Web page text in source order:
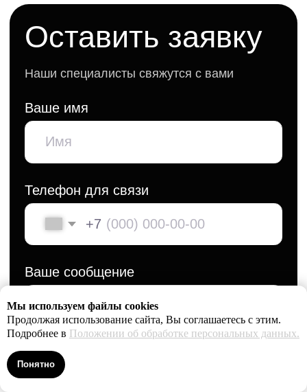
Мы используем файлы cookies
Продолжая использование сайта, Вы соглашаетесь с этим.
Подробнее в Положении об обработке персональных данных.
Понятно